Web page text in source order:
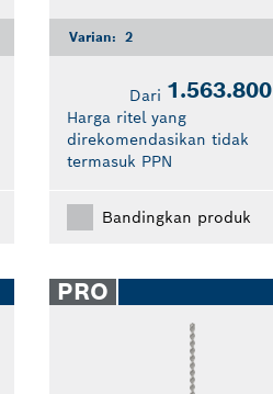
Varian: 2
Dari
Harga ritel yang
direkomendasikan tidak
termasuk PPN
Bandingkan produk
PRO